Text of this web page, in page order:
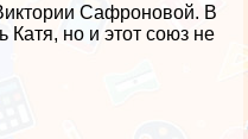
Сафроновой. В
Катя, но и этот союз не